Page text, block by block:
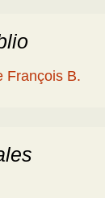
François B.